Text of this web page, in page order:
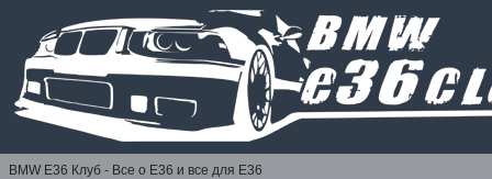
BMW E36 Клуб - Все о Е36 и все для Е36